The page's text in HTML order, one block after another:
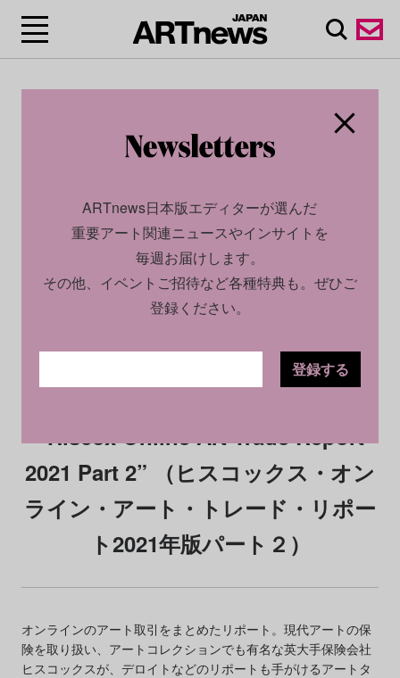
2023.09.14
“Hiscox Online Art Trade Report
2021 Part 2” （ヒスコックス・オン
ライン・アート・トレード・リポー
ト2021年版パート２）
オンラインのアート取引をまとめたリポート。現代アートの保
険を取り扱い、アートコレクションでも有名な英大手保険会社
ヒスコックスが、デロイトなどのリポートも手がけるアートタ
ARTnews日本版エディターが選んだ
重要アート関連ニュースやインサイトを
毎週お届けします。
その他、イベントご招待など各種特典も。ぜひご
登録ください。
登録する